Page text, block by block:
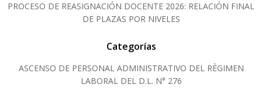
PROCESO DE REASIGNACIÓN DOCENTE 2026: RELACIÓN FINAL
DE PLAZAS POR NIVELES
Categorías
ASCENSO DE PERSONAL ADMINISTRATIVO DEL RÈGIMEN
LABORAL DEL D.L. N° 276